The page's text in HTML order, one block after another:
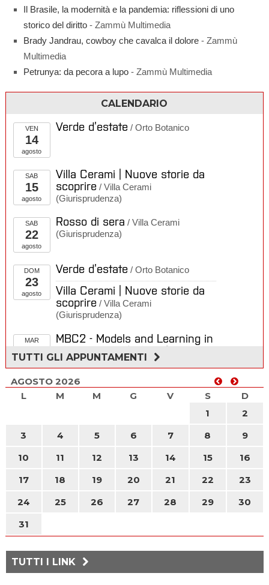
Il Brasile, la modernità e la pandemia: riflessioni di uno
storico del diritto- Zammù Multimedia
Brady Jandrau, cowboy che cavalca il dolore- Zammù
Multimedia
Petrunya: da pecora a lupo- Zammù Multimedia
CALENDARIO
VEN
14
agosto
Verde d’estate/ Orto Botanico
SAB
15
agosto
Villa Cerami | Nuove storie da
scoprire/ Villa Cerami
(Giurisprudenza)
SAB
22
agosto
Rosso di sera / Villa Cerami
(Giurisprudenza)
DOM
23
agosto
Verde d’estate/ Orto Botanico
Villa Cerami | Nuove storie da
scoprire/ Villa Cerami
(Giurisprudenza)
MAR
25
agosto
MBC2 - Models and Learning in
Clustering and Classification
Palazzo delle Scienze (Economia)
GIO
27
Ciak... Si scienza | Margherita
delle stelle
/ Città della Scienza
29
Monastero dei Benedettini
30
(Giurisprudenza)
TUTTI GLI APPUNTAMENTI
AGOSTO 2026
L
M M G V S
D
1
2
3
4 5 6 7 8
9
10
11 12 13 14 15
16
17
18 19 20 21 22
23
24
25 26 27 28 29
30
31
TUTTI I LINK